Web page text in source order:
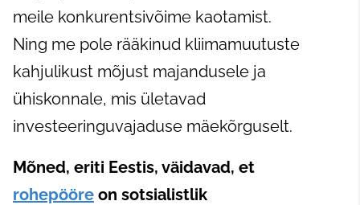
meile konkurentsivõime kaotamist.
Ning me pole rääkinud kliimamuutuste
kahjulikust mõjust majandusele ja
ühiskonnale, mis ületavad
investeeringuvajaduse mäekõrguselt.
Mõned, eriti Eestis, väidavad, et
rohepööre on sotsialistlik